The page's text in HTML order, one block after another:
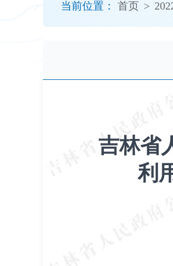
当前位置： 首页 >
吉林省
利